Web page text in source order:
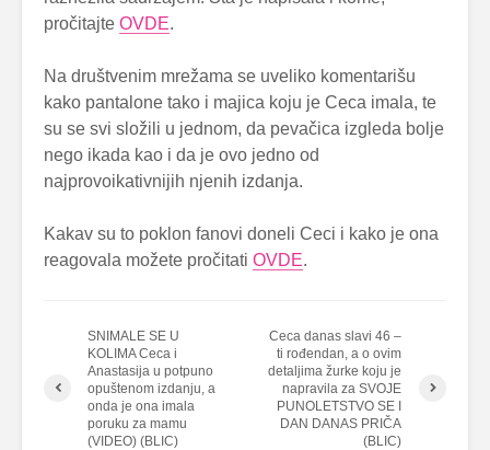
pročitajte OVDE.
Na društvenim mrežama se uveliko komentarišu
kako pantalone tako i majica koju je Ceca imala, te
su se svi složili u jednom, da pevačica izgleda bolje
nego ikada kao i da je ovo jedno od
najprovoikativnijih njenih izdanja.
Kakav su to poklon fanovi doneli Ceci i kako je ona
reagovala možete pročitati OVDE.
SNIMALE SE U
KOLIMA Ceca i
Anastasija u potpuno
opuštenom izdanju, a
onda je ona imala
poruku za mamu
(VIDEO) (BLIC)
Ceca danas slavi 46 –
ti rođendan, a o ovim
detaljima žurke koju je
napravila za SVOJE
PUNOLETSTVO SE I
DAN DANAS PRIČA
(BLIC)